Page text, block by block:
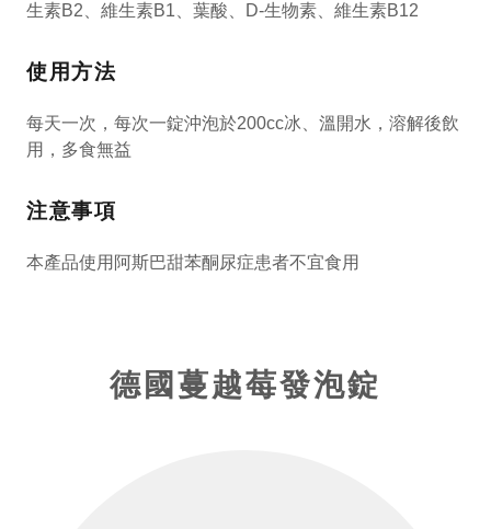
生素B2、維生素B1、葉酸、D-生物素、維生素B12
使用方法
每天一次，每次一錠沖泡於200cc冰、溫開水，溶解後飲
用，多食無益
注意事項
本產品使用阿斯巴甜苯酮尿症患者不宜食用
德國蔓越莓發泡錠